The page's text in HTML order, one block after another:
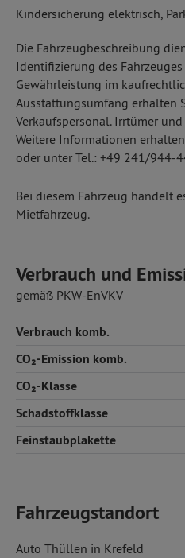
Kindersicherung elektrisch,
Die Fahrzeugbeschreibung
Identifizierung des
Gewährleistung im
Ausstattungsumfang erhalten
Verkaufspersonal. Irrtümer
Weitere Informationen
oder unter Tel.: +49 241/944-
Bei diesem Fahrzeug handelt
Mietfahrzeug.
Verbrauch und
gemäß PKW-EnVKV
Verbrauch komb.
CO₂-Emission komb.
CO₂-Klasse
Schadstoffklasse
Feinstaubplakette
Fahrzeugstandort
Auto Thüllen in Krefeld